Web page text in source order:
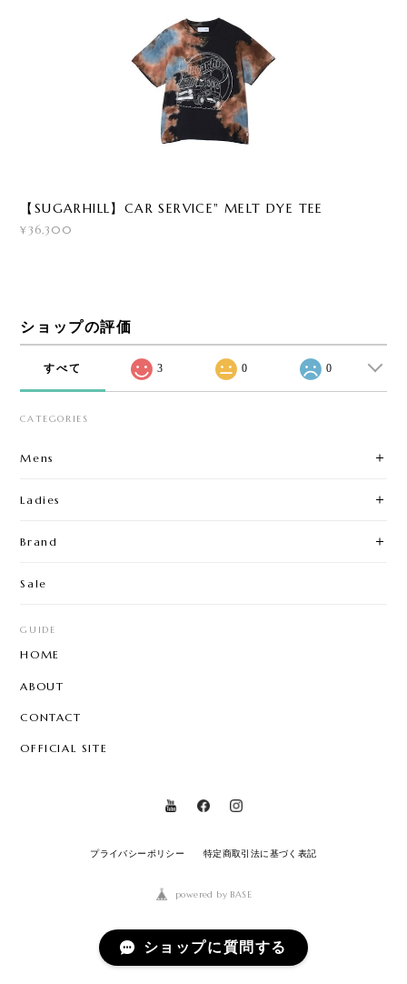
【SUGARHILL】CAR SERVICE" MELT DYE TEE
¥36,300
ショップの評価
すべて 3 0 0
CATEGORIES
Mens
Ladies
Brand
Sale
GUIDE
HOME
ABOUT
CONTACT
OFFICIAL SITE
プライバシーポリシー 特定商取引法に基づく表記
powered by BASE
ショップに質問する